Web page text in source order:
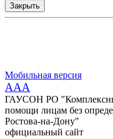
Закрыть
Мобильная версия
AAA
ГАУСОН РО
помощи лицам без
Ростова-на-Дону"
официальный сайт